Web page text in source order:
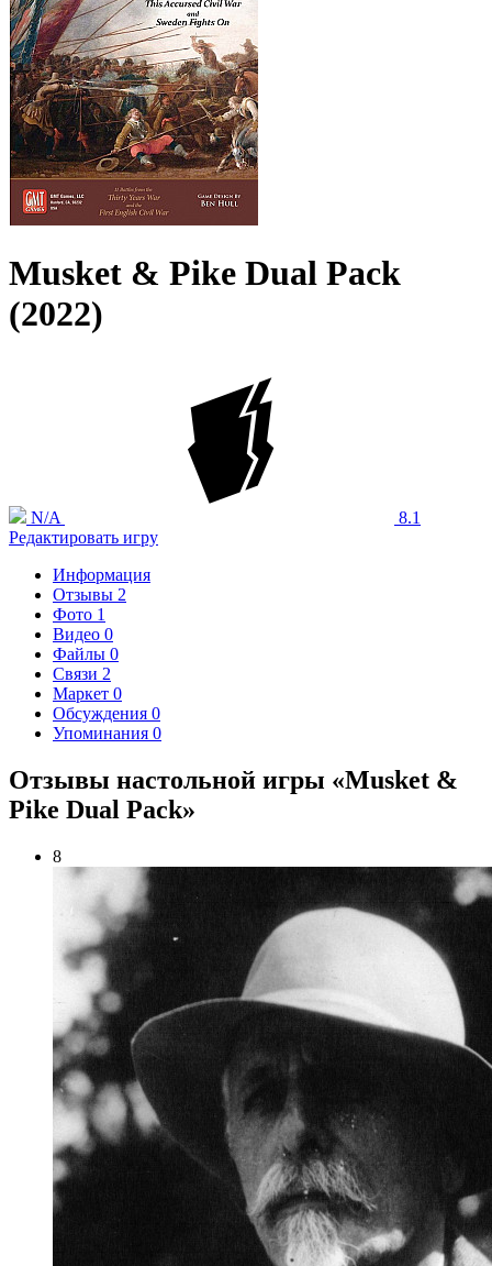
Musket & Pike Dual Pack
(2022)
N/A
8.1
Редактировать игру
Информация
Отзывы 2
Фото 1
Видео 0
Файлы 0
Связи 2
Маркет 0
Обсуждения 0
Упоминания 0
Отзывы настольной игры «Musket &
Pike Dual Pack»
8